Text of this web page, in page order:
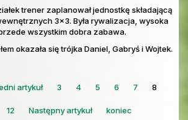
trener zaplanował jednostkę składającą
3x3. Była rywalizacja, wysoka
wszystkim dobra zabawa.
okazała się trójka Daniel, Gabryś i Wojtek.
artykuł 3 4 5 6 7 8
12 Następny artykuł koniec